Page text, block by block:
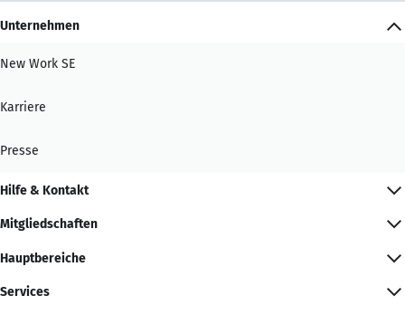
Unternehmen
New Work SE
Karriere
Presse
Hilfe & Kontakt
Mitgliedschaften
Hauptbereiche
Services